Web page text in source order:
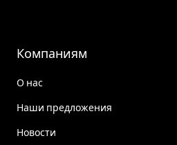
Компаниям
О нас
Наши предложения
Новости